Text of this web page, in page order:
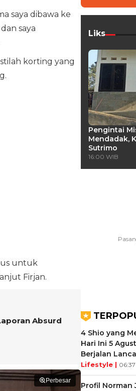
saya dibawa ke
saya
korting yang
untuk
Firjan.
Absurd
Perbesar
Liks
Pengintai
Mendadak,
Sutrimo
16:00 WIB
4 Shio yang
Hari Ini 5
Berjalan
Lifestyle |
Profil Norman